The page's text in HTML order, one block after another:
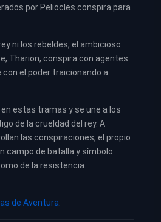
por Peliocles conspira para
ni los rebeldes, el ambicioso
Tharion, conspira con agentes
el poder traicionando a
estas tramas y se une a los
de la crueldad del rey. A
las conspiraciones, el propio
campo de batalla y símbolo
de la resistencia.
de Aventura